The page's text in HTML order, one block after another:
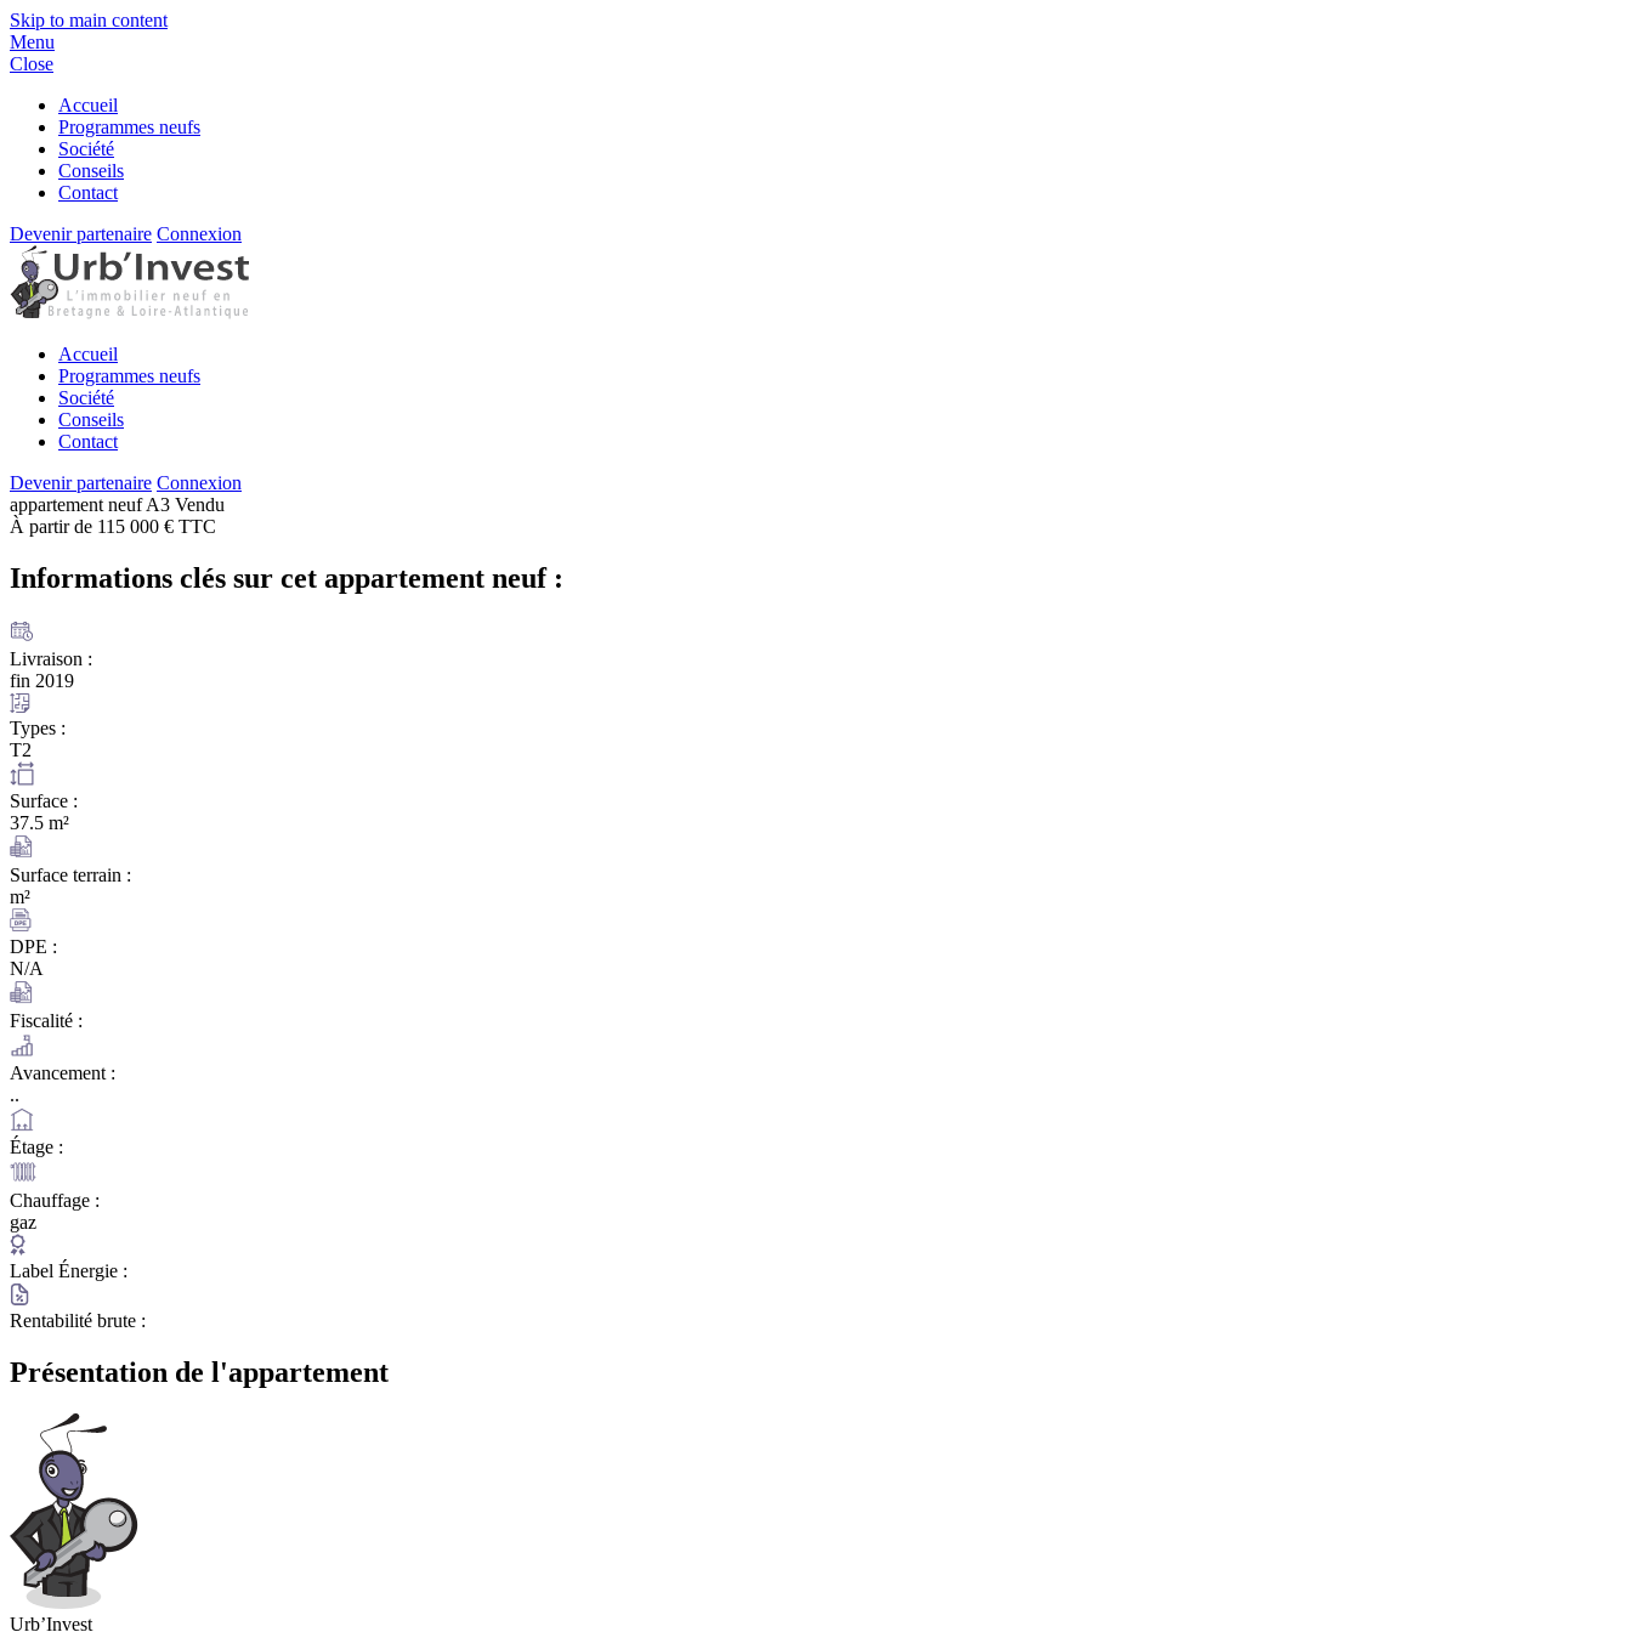
Skip to main content
Menu
Close
Accueil
Programmes neufs
Société
Conseils
Contact
Devenir partenaire Connexion
Accueil
Programmes neufs
Société
Conseils
Contact
Devenir partenaire Connexion
appartement neufA3 Vendu
À partir de 115 000 € TTC
Informations clés sur cet appartement neuf :
Livraison :
fin 2019
Types :
T2
Surface :
37.5 m²
Surface terrain :
m²
DPE :
N/A
Fiscalité :
Avancement :
..
Étage :
Chauffage :
gaz
Label Énergie :
Rentabilité brute :
Présentation de l'appartement
Urb’Invest